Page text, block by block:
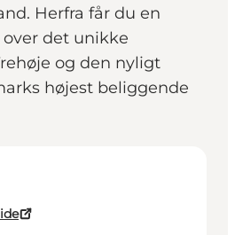
Herfra får du en
det unikke
og den nyligt
højest beliggende